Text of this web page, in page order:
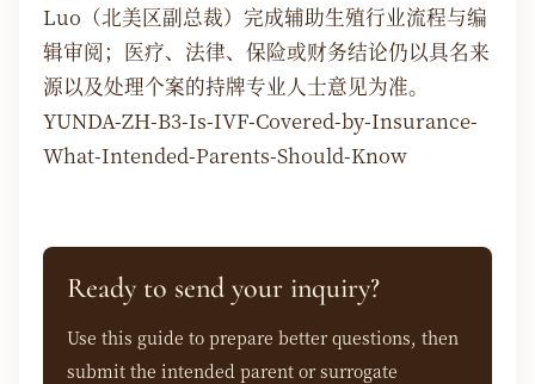
Luo（北美区副总裁）完成辅助生殖行业流程与编
辑审阅；医疗、法律、保险或财务结论仍以具名来
源以及处理个案的持牌专业人士意见为准。
YUNDA-ZH-B3-Is-IVF-Covered-by-Insurance-
What-Intended-Parents-Should-Know
Ready to send your inquiry?
Use this guide to prepare better questions, then
submit the intended parent or surrogate